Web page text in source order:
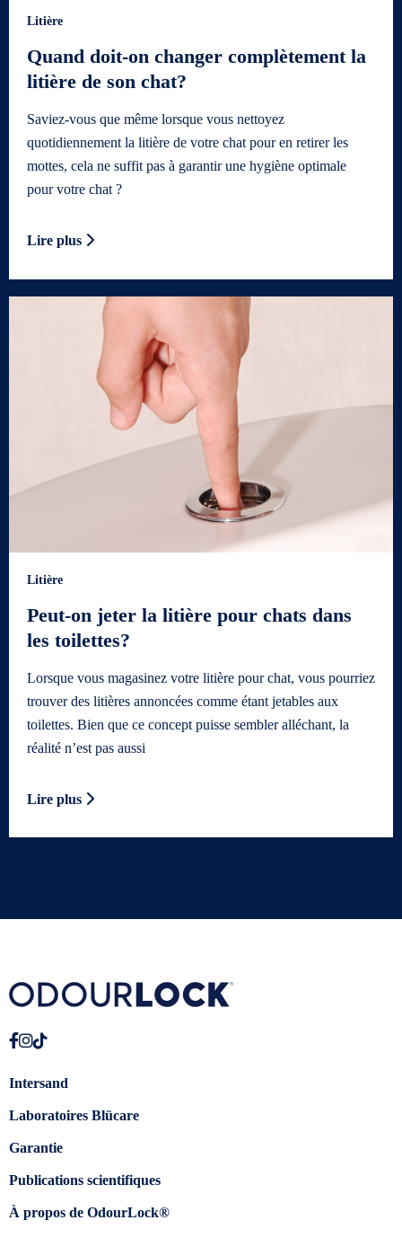
Litière
Quand doit-on changer complètement la
litière de son chat?
Saviez-vous que même lorsque vous nettoyez
quotidiennement la litière de votre chat pour en retirer les
mottes, cela ne suffit pas à garantir une hygiène optimale
pour votre chat ?
Lire plus
Litière
Peut-on jeter la litière pour chats dans
les toilettes?
Lorsque vous magasinez votre litière pour chat, vous pourriez
trouver des litières annoncées comme étant jetables aux
toilettes. Bien que ce concept puisse sembler alléchant, la
réalité n’est pas aussi
Lire plus
Intersand
Laboratoires Blücare
Garantie
Publications scientifiques
À propos de OdourLock®